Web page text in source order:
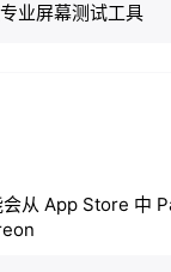
业屏幕测试工具